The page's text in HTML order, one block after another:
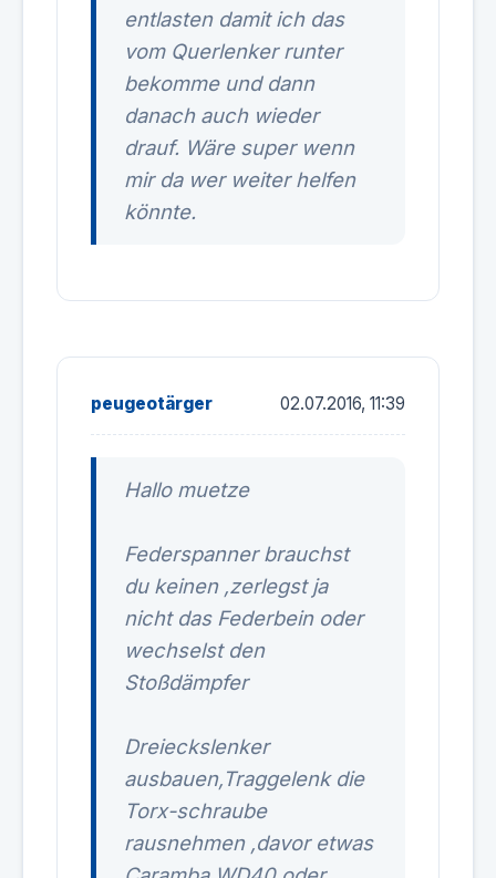
entlasten damit ich das
vom Querlenker runter
bekomme und dann
danach auch wieder
drauf. Wäre super wenn
mir da wer weiter helfen
könnte.
peugeotärger 02.07.2016, 11:39
Hallo muetze
Federspanner brauchst
du keinen ,zerlegst ja
nicht das Federbein oder
wechselst den
Stoßdämpfer
Dreieckslenker
ausbauen,Traggelenk die
Torx-schraube
rausnehmen ,davor etwas